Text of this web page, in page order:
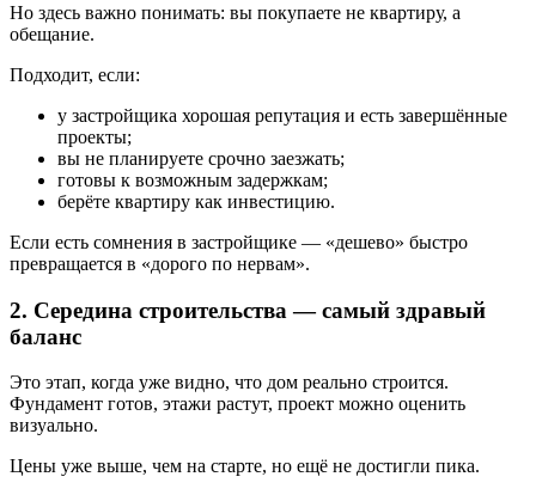
Но здесь важно понимать: вы покупаете не квартиру, а
обещание.
Подходит, если:
у застройщика хорошая репутация и есть завершённые
проекты;
вы не планируете срочно заезжать;
готовы к возможным задержкам;
берёте квартиру как инвестицию.
Если есть сомнения в застройщике — «дешево» быстро
превращается в «дорого по нервам».
2. Середина строительства — самый здравый
баланс
Это этап, когда уже видно, что дом реально строится.
Фундамент готов, этажи растут, проект можно оценить
визуально.
Цены уже выше, чем на старте, но ещё не достигли пика.